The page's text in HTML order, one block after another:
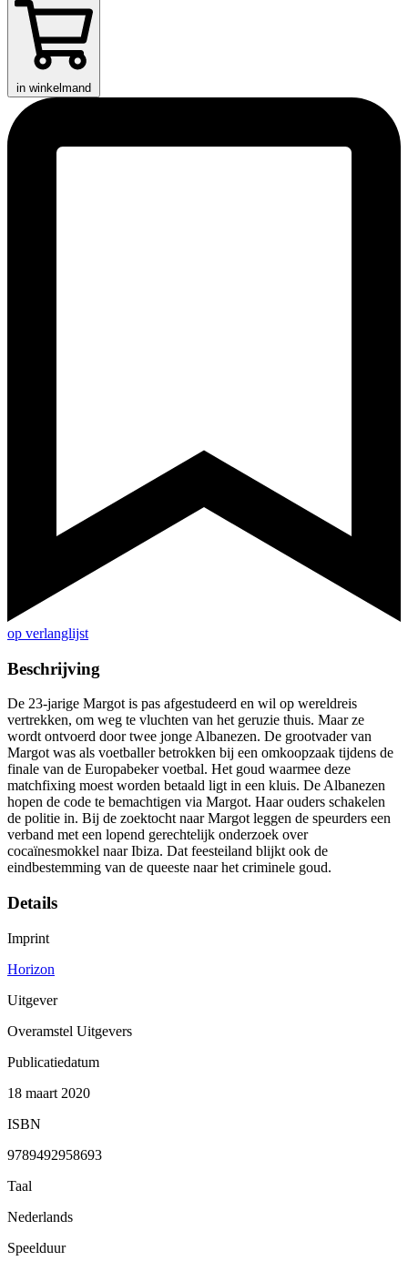
in winkelmand
op verlanglijst
Beschrijving
De 23-jarige Margot is pas afgestudeerd en wil op wereldreis
vertrekken, om weg te vluchten van het geruzie thuis. Maar ze
wordt ontvoerd door twee jonge Albanezen. De grootvader van
Margot was als voetballer betrokken bij een omkoopzaak tijdens de
finale van de Europabeker voetbal. Het goud waarmee deze
matchfixing moest worden betaald ligt in een kluis. De Albanezen
hopen de code te bemachtigen via Margot. Haar ouders schakelen
de politie in. Bij de zoektocht naar Margot leggen de speurders een
verband met een lopend gerechtelijk onderzoek over
cocaïnesmokkel naar Ibiza. Dat feesteiland blijkt ook de
eindbestemming van de queeste naar het criminele goud.
Details
Imprint
Horizon
Uitgever
Overamstel Uitgevers
Publicatiedatum
18 maart 2020
ISBN
9789492958693
Taal
Nederlands
Speelduur